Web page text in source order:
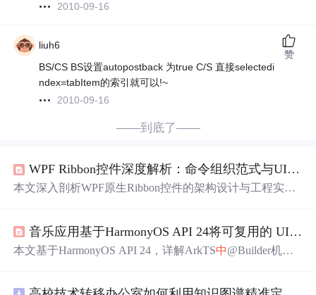
2010-09-16
liuh6
BS/CS BS设置autopostback 为true C/S 直接selectedi
ndex=tabItem的索引就可以!~
2010-09-16
赞
——到底了——
WPF Ribbon控件深度解析：命令组织范式与UI架构演进
本文深入剖析WPF原生Ribbon控件的架构设计与工程实
以及主题定制、高DPI适配、可访问性配置和性能优化等
生产级要点。内容覆盖控件层级结构、上下文标签页实
供系统性技术参考。
音乐应用基于HarmonyOS API 24将可复用的 UI 片段封装为 Builder 方法，类似于其他框架
本文基于HarmonyOS API 24，详解ArkTS中@Builder机制